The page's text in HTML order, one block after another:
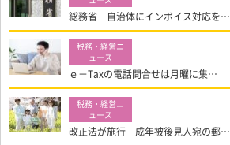
総務省 自治体にインボイス対応を…
ｅ－Taxの電話問合せは月曜に集…
改正法が施行 成年被後見人宛の郵…